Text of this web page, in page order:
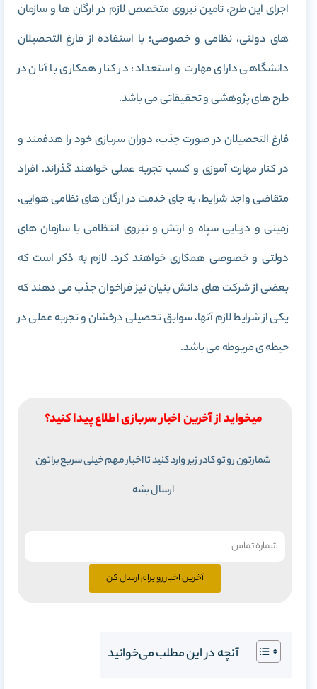
اجرای این طرح، تامین نیروی متخصص لازم در ارگان ها و سازمان
های دولتی، نظامی و خصوصی؛ با استفاده از فارغ التحصیلان
دانشگاهی دارای مهارت و استعداد؛ در کنار همکاری با آنان در
طرح های پژوهشی و تحقیقاتی می باشد.
فارغ التحصیلان در صورت جذب، دوران سربازی خود را هدفمند و
در کنار مهارت آموزی و کسب تجربه عملی خواهند گذراند. افراد
متقاضی واجد شرایط، به جای خدمت در ارگان های نظامی هوایی،
زمینی و دریایی سپاه و ارتش و نیروی انتظامی با سازمان های
دولتی و خصوصی همکاری خواهند کرد. لازم به ذکر است که
بعضی از شرکت های دانش بنیان نیز فراخوان جذب می دهند که
یکی از شرایط لازم آنها، سوابق تحصیلی درخشان و تجربه عملی در
حیطه ی مربوطه می باشد.
میخواید از آخرین اخبار سربازی اطلاع پیدا کنید؟
شمارتون رو تو کادر زیر وارد کنید تا اخبار مهم خیلی سریع براتون
ارسال بشه
آخرین اخبار رو برام ارسال کن
آنچه در این مطلب می‌خوانید